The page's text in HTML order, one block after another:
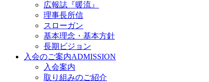
広報誌『暖流』
理事長所信
スローガン
基本理念・基本方針
長期ビジョン
入会のご案内ADMISSION
入会案内
取り組みのご紹介